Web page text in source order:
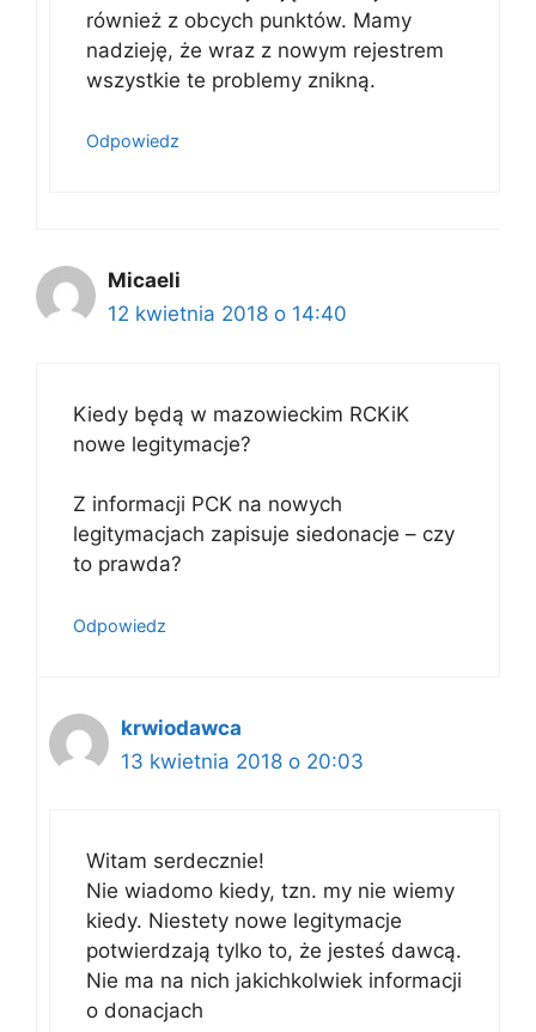
również z obcych punktów. Mamy
nadzieję, że wraz z nowym rejestrem
wszystkie te problemy znikną.
Odpowiedz
Micaeli
12 kwietnia 2018 o 14:40
Kiedy będą w mazowieckim RCKiK
nowe legitymacje?
Z informacji PCK na nowych
legitymacjach zapisuje siedonacje – czy
to prawda?
Odpowiedz
krwiodawca
13 kwietnia 2018 o 20:03
Witam serdecznie!
Nie wiadomo kiedy, tzn. my nie wiemy
kiedy. Niestety nowe legitymacje
potwierdzają tylko to, że jesteś dawcą.
Nie ma na nich jakichkolwiek informacji
o donacjach